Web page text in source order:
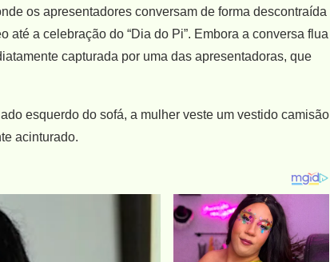
os apresentadores conversam de forma descontraída
a celebração do “Dia do Pi”. Embora a conversa flua
capturada por uma das apresentadoras, que
esquerdo do sofá, a mulher veste um vestido camisão
acinturado.